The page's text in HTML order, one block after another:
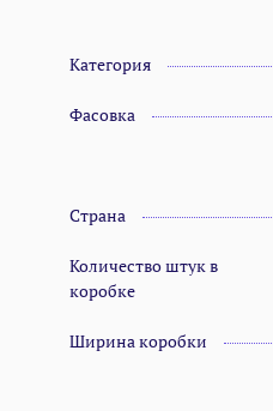
Категория
Фасовка
Страна
Количество штук в
коробке
Ширина коробки